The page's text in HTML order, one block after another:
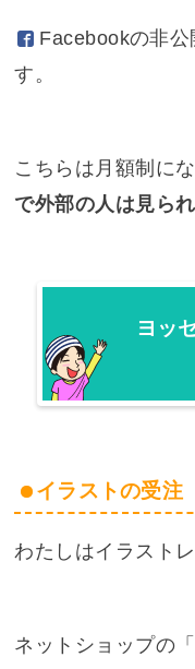
Facebookの非公
す。
こちらは月額制にな
で外部の人は見ら
ヨッ
イラストの受注
わたしはイラスト
ネットショップの「